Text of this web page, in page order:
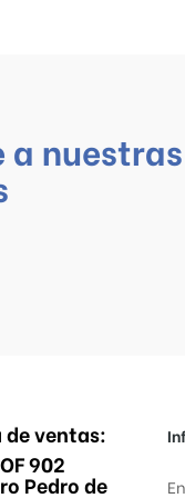
a
ventas:
902
Pedro de